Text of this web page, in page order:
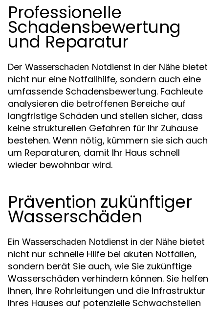
Professionelle
Schadensbewertung
und Reparatur
Der Wasserschaden Notdienst in der Nähe bietet
nicht nur eine Notfallhilfe, sondern auch eine
umfassende Schadensbewertung. Fachleute
analysieren die betroffenen Bereiche auf
langfristige Schäden und stellen sicher, dass
keine strukturellen Gefahren für Ihr Zuhause
bestehen. Wenn nötig, kümmern sie sich auch
um Reparaturen, damit Ihr Haus schnell
wieder bewohnbar wird.
Prävention zukünftiger
Wasserschäden
Ein Wasserschaden Notdienst in der Nähe bietet
nicht nur schnelle Hilfe bei akuten Notfällen,
sondern berät Sie auch, wie Sie zukünftige
Wasserschäden verhindern können. Sie helfen
Ihnen, Ihre Rohrleitungen und die Infrastruktur
Ihres Hauses auf potenzielle Schwachstellen